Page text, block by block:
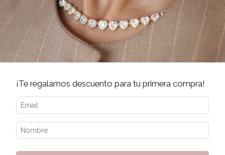
Error - 404
La página que estás buscando no existe.
Quizás te interesen los siguientes productos.
¡Te regalamos descuento para tu primera compra!